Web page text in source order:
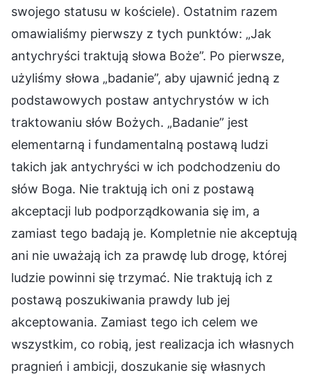
swojego statusu w kościele). Ostatnim razem
omawialiśmy pierwszy z tych punktów: „Jak
antychryści traktują słowa Boże”. Po pierwsze,
użyliśmy słowa „badanie”, aby ujawnić jedną z
podstawowych postaw antychrystów w ich
traktowaniu słów Bożych. „Badanie” jest
elementarną i fundamentalną postawą ludzi
takich jak antychryści w ich podchodzeniu do
słów Boga. Nie traktują ich oni z postawą
akceptacji lub podporządkowania się im, a
zamiast tego badają je. Kompletnie nie akceptują
ani nie uważają ich za prawdę lub drogę, której
ludzie powinni się trzymać. Nie traktują ich z
postawą poszukiwania prawdy lub jej
akceptowania. Zamiast tego ich celem we
wszystkim, co robią, jest realizacja ich własnych
pragnień i ambicji, doszukanie się własnych